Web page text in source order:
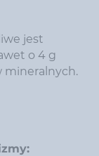
jest
o 4 g
mineralnych.